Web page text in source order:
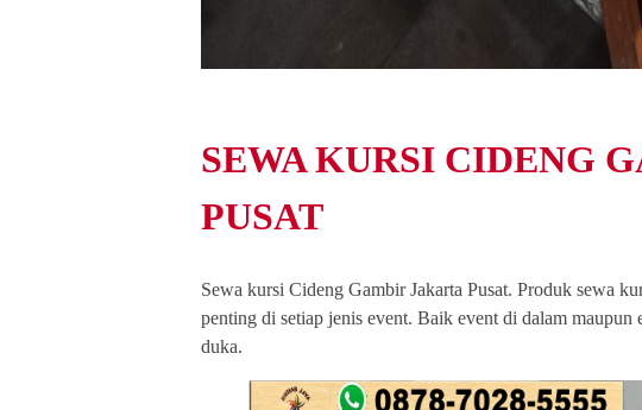
SEWA KURSI CIDENG
PUSAT
Sewa kursi Cideng Gambir Jakarta Pusat. Produk sewa
penting di setiap jenis event. Baik event di dalam
duka.